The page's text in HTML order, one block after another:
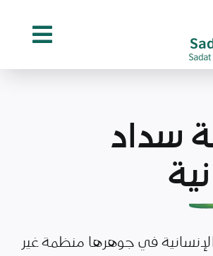
سداد
في جوهرها منظمة غير